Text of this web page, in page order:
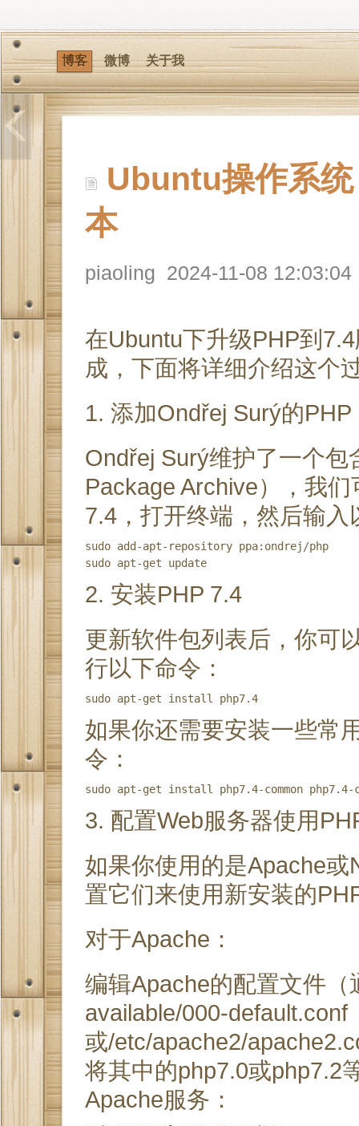
博客 微博 关于我
Ubuntu操作系
本
piaoling 2024-11-08 12:03:04
在Ubuntu下升级PHP到
成，下面将详细介绍这个
1. 添加Ondřej Surý的PHP
Ondřej Surý维护了一个包
Package Archive），我
7.4，打开终端，然后输入
sudo add-apt-repository ppa:ondrej/php
2. 安装PHP 7.4
更新软件包列表后，你可
行以下命令：
如果你还需要安装一些常
令：
3. 配置Web服务器使用
如果你使用的是Apache
置它们来使用新安装的
对于Apache：
编辑Apache的配置文件
available/000-default.conf
或/etc/apache2/
将其中的php7.0或php7.2
Apache服务：